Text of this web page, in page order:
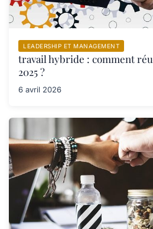
LEADERSHIP ET MANAGEMENT
travail hybride : comment
2025 ?
6 avril 2026